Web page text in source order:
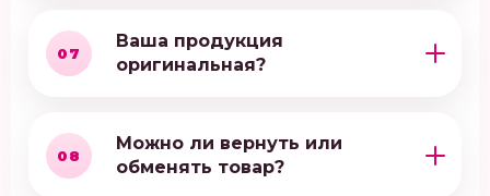
07
Ваша продукция
оригинальная?
08
Можно ли вернуть или
обменять товар?